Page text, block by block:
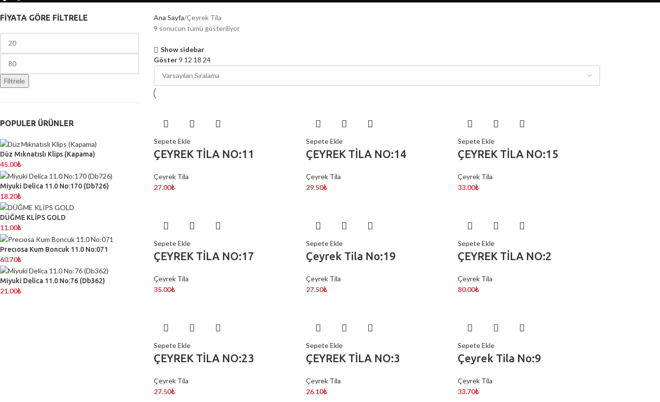
FİYATA GÖRE FİLTRELE
Filtrele
POPULER ÜRÜNLER
Düz Mıknatıslı Klips (Kapama)
45.00₺
Miyuki Delica 11.0 No:170 (Db726)
18.20₺
DÜĞME KLİPS GOLD
11.00₺
Precıosa Kum Boncuk 11.0 No:071
60.70₺
Miyuki Delica 11.0 No:76 (Db362)
21.00₺
Ana Sayfa Çeyrek Tila
9 sonucun tümü gösteriliyor
Show sidebar
Göster9 12 18 24
Sepete Ekle
ÇEYREK TİLA NO:11
Çeyrek Tila
27.00₺
Sepete Ekle
ÇEYREK TİLA NO:14
Çeyrek Tila
29.50₺
Sepete Ekle
ÇEYREK TİLA NO:15
Çeyrek Tila
33.00₺
Sepete Ekle
ÇEYREK TİLA NO:17
Çeyrek Tila
35.00₺
Sepete Ekle
Çeyrek Tila No:19
Çeyrek Tila
27.50₺
Sepete Ekle
ÇEYREK TİLA NO:2
Çeyrek Tila
80.00₺
Sepete Ekle
ÇEYREK TİLA NO:23
Çeyrek Tila
27.50₺
Sepete Ekle
ÇEYREK TİLA NO:3
Çeyrek Tila
26.10₺
Sepete Ekle
Çeyrek Tila No:9
Çeyrek Tila
33.70₺